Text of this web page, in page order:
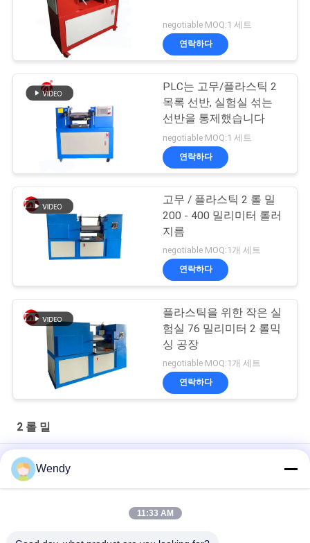
negotiable MOQ:1 세트
연락하다
PLC는 고무/플라스틱 2
목록 선반, 실험실 섞는
선반을 통제했습니다
negotiable MOQ:1 세트
연락하다
고무 / 플라스틱 2 롤 밀
200 - 400 밀리미터 롤러
지름
negotiable MOQ:1개 세트
연락하다
플라스틱을 위한 작은 실
험실 76 밀리미터 2 롤믹
싱 공장
negotiable MOQ:1개 세트
연락하다
2 롤 밀
인간화 된 PLC 제어 14 인치 랩 2 롤 밀
실험실 사용을 가진 플라스틱과 고무를 위한 12inch 16inch 2개의
Wendy
11:33 AM